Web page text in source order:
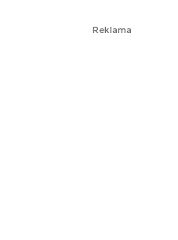
Reklama